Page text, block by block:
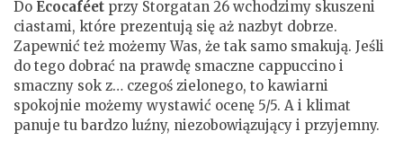
Do Ecocaféet przy Storgatan 26 wchodzimy skuszeni
ciastami, które prezentują się aż nazbyt dobrze.
Zapewnić też możemy Was, że tak samo smakują. Jeśli
do tego dobrać na prawdę smaczne cappuccino i
smaczny sok z… czegoś zielonego, to kawiarni
spokojnie możemy wystawić ocenę 5/5. A i klimat
panuje tu bardzo luźny, niezobowiązujący i przyjemny.